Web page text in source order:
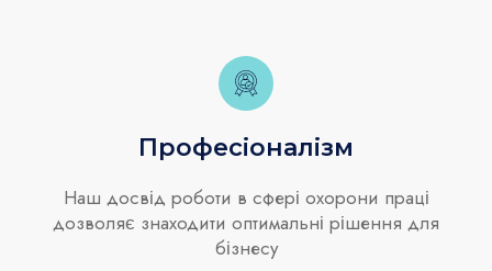
Професіоналізм
Наш досвід роботи в сфері охорони праці
дозволяє знаходити оптимальні рішення для
бізнесу